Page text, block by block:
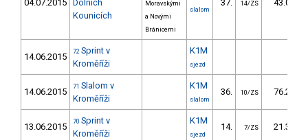
04.07.2015 Dolních
Kounicích
Moravskými
a Novými
Bránicemi
slalom
37. 14/ZS 43.00
14.06.2015 72 Sprint v
Kroměříži
K1M
sjezd
14.06.2015 71 Slalom v
Kroměříži
K1M
slalom
36. 10/ZS 76.20
13.06.2015 70 Sprint v
Kroměříži
K1M
sjezd
14. 7/ZS 21.30